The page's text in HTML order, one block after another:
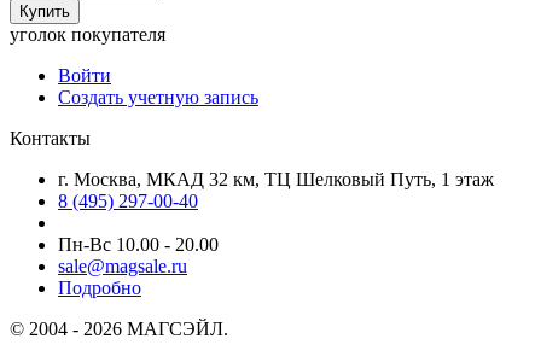
Купить
уголок покупателя
Войти
Создать учетную запись
Контакты
г. Москва, МКАД 32 км, ТЦ Шелковый Путь, 1 этаж
8 (495) 297-00-40
Пн-Вс 10.00 - 20.00
sale@magsale.ru
Подробно
© 2004 - 2026 МАГСЭЙЛ.